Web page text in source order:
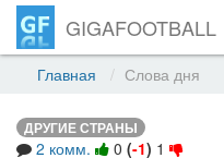
GIGAFOOTBALL
Главная Слова дня
ДРУГИЕ СТРАНЫ
2 комм. 0 (-1) 1